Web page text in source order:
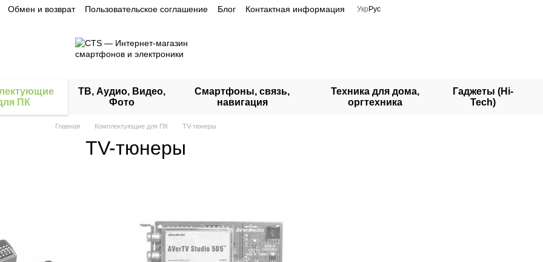
Обмен и возврат Пользовательское соглашение Блог Контактная информация Укр Рус
ПК
ТВ, Аудио, Видео,
Фото
Смартфоны, связь,
навигация
Техника для дома,
оргтехника
Гаджеты (Hi-
Tech)
Главная Комплектующие для ПК TV-тюнеры
TV-тюнеры